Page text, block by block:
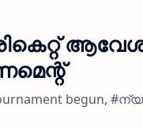
tournament